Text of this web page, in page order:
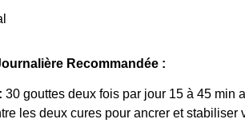
Recommandée :
30 gouttes deux fois par jour 15 à 45 min
les deux cures pour ancrer et stabiliser